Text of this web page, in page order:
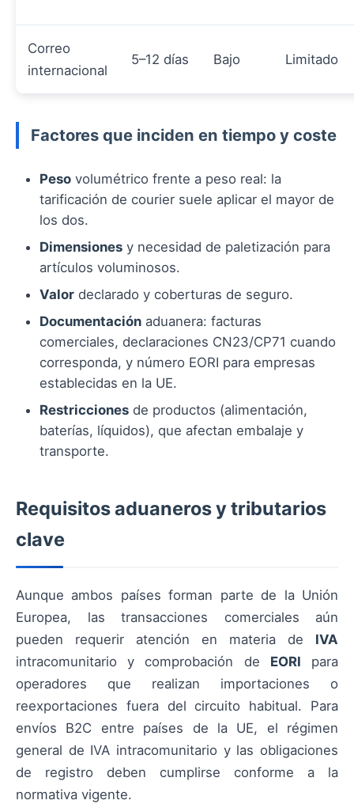
Correo
internacional
5–12 días Bajo Limitado
Factores que inciden en tiempo y coste
Peso volumétrico frente a peso real: la
tarificación de courier suele aplicar el mayor de
los dos.
Dimensiones y necesidad de paletización para
artículos voluminosos.
Valor declarado y coberturas de seguro.
Documentación aduanera: facturas
comerciales, declaraciones CN23/CP71 cuando
corresponda, y número EORI para empresas
establecidas en la UE.
Restricciones de productos (alimentación,
baterías, líquidos), que afectan embalaje y
transporte.
Requisitos aduaneros y tributarios
clave
Aunque ambos países forman parte de la Unión
Europea, las transacciones comerciales aún
pueden requerir atención en materia de IVA
intracomunitario y comprobación de EORI para
operadores que realizan importaciones o
reexportaciones fuera del circuito habitual. Para
envíos B2C entre países de la UE, el régimen
general de IVA intracomunitario y las obligaciones
de registro deben cumplirse conforme a la
normativa vigente.